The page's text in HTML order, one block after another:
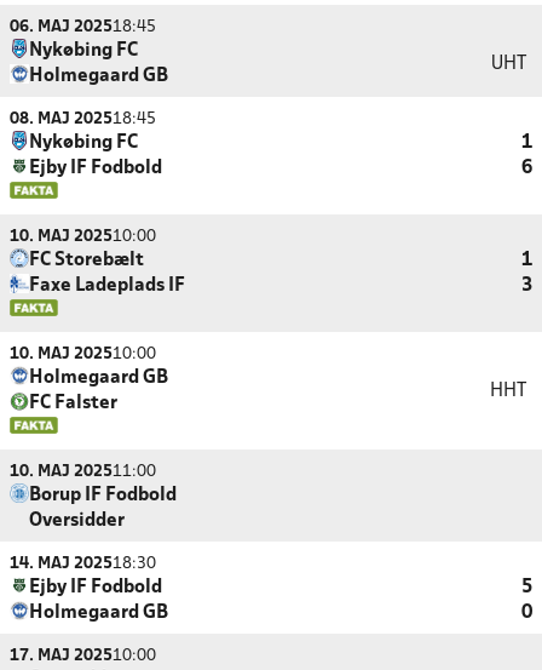
06. MAJ 202518:45
Nykøbing FC
Holmegaard GB
UHT
08. MAJ 202518:45
Nykøbing FC
1
Ejby IF Fodbold
6
10. MAJ 202510:00
FC Storebælt
1
Faxe Ladeplads IF
3
10. MAJ 202510:00
Holmegaard GB
FC Falster
HHT
10. MAJ 202511:00
Borup IF Fodbold
Oversidder
14. MAJ 202518:30
Ejby IF Fodbold
5
Holmegaard GB
0
17. MAJ 202510:00